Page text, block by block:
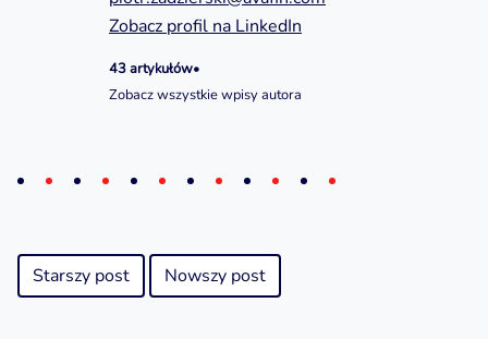
Zobacz profil na LinkedIn
43 artykułów•
Zobacz wszystkie wpisy autora
Starszy post Nowszy post